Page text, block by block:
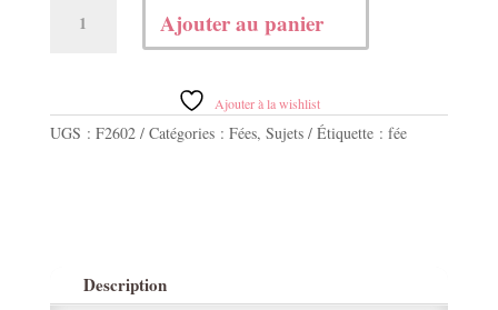
6x6x11.5cm
Ajouter au panier
Ajouter à la wishlist
UGS : F2602 Catégories : Fées, Sujets Étiquette : fée
Description